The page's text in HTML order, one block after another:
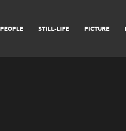
PEOPLE STILL-LIFE PICTURE